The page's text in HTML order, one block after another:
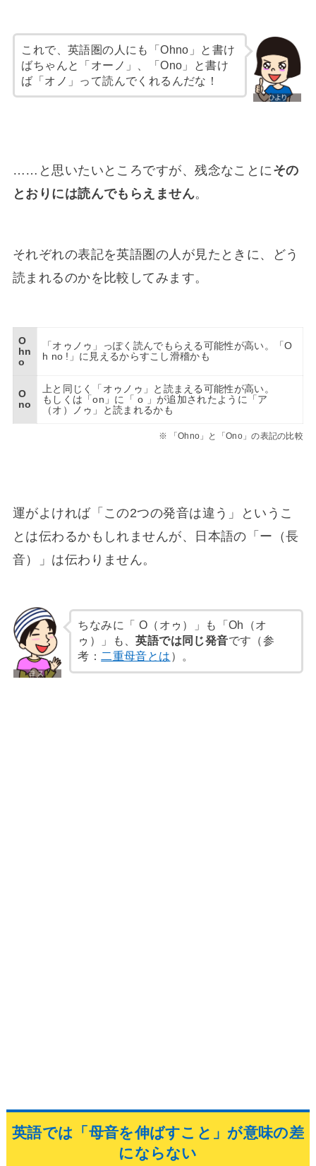
これで、英語圏の人にも「Ohno」と書け
ばちゃんと「オーノ」、「Ono」と書け
ば「オノ」って読んでくれるんだな！
……と思いたいところですが、残念なことにその
とおりには読んでもらえません。
それぞれの表記を英語圏の人が見たときに、どう
読まれるのかを比較してみます。
O
hn
o
「オゥノゥ」っぽく読んでもらえる可能性が高い。「O
h no !」に見えるからすこし滑稽かも
O
no
上と同じく「オゥノゥ」と読まえる可能性が高い。
もしくは「on」に「 o 」が追加されたように「ア
（オ）ノゥ」と読まれるかも
「Ohno」と「Ono」の表記の比較
運がよければ「この2つの発音は違う」というこ
とは伝わるかもしれませんが、日本語の「ー（長
音）」は伝わりません。
ちなみに「 O（オゥ）」も「Oh（オ
ゥ）」も、英語では同じ発音です（参
考： 二重母音とは ）。
英語では「母音を伸ばすこと」が意味の差
にならない